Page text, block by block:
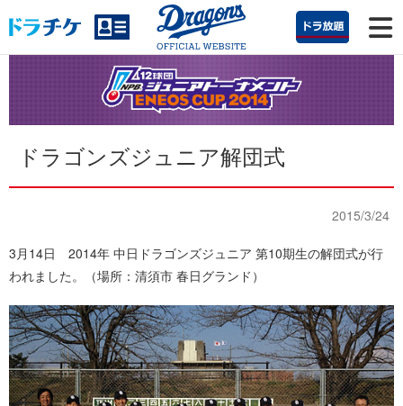
ドラゴンズジュニア解団式
2015/3/24
3月14日 2014年 中日ドラゴンズジュニア 第10期生の解団式が行
われました。（場所：清須市 春日グランド）